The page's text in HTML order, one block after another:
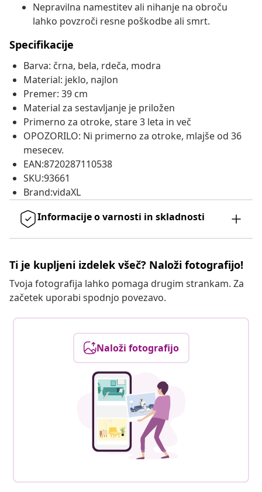
Nepravilna namestitev ali nihanje na obroču
lahko povzroči resne poškodbe ali smrt.
Specifikacije
Barva: črna, bela, rdeča, modra
Material: jeklo, najlon
Premer: 39 cm
Material za sestavljanje je priložen
Primerno za otroke, stare 3 leta in več
OPOZORILO: Ni primerno za otroke, mlajše od 36
mesecev.
EAN:8720287110538
SKU:93661
Brand:vidaXL
Informacije o varnosti in skladnosti
Ti je kupljeni izdelek všeč? Naloži fotografijo!
Tvoja fotografija lahko pomaga drugim strankam. Za
začetek uporabi spodnjo povezavo.
Naloži fotografijo